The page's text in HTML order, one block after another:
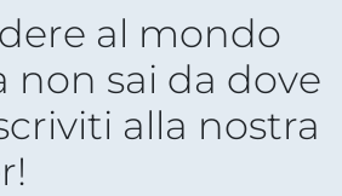
al mondo
non sai da dove
alla nostra